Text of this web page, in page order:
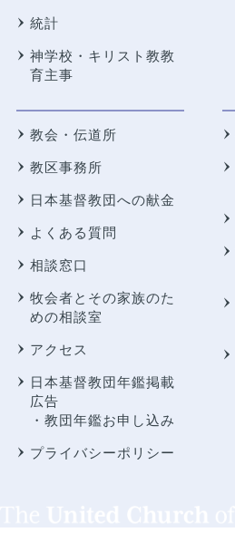
統計
神学校・キリスト教教
育主事
教会・伝道所
教区事務所
日本基督教団への献金
よくある質問
相談窓口
牧会者とその家族のた
めの相談室
アクセス
日本基督教団年鑑掲載
広告
・教団年鑑お申し込み
プライバシーポリシー